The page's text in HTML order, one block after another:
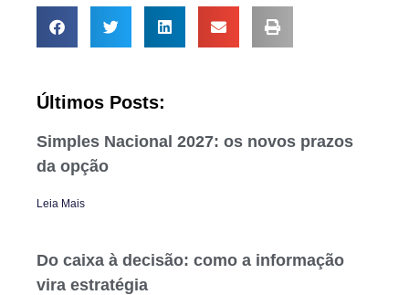
Últimos Posts:
Simples Nacional 2027: os novos prazos
da opção
Leia Mais
Do caixa à decisão: como a informação
vira estratégia